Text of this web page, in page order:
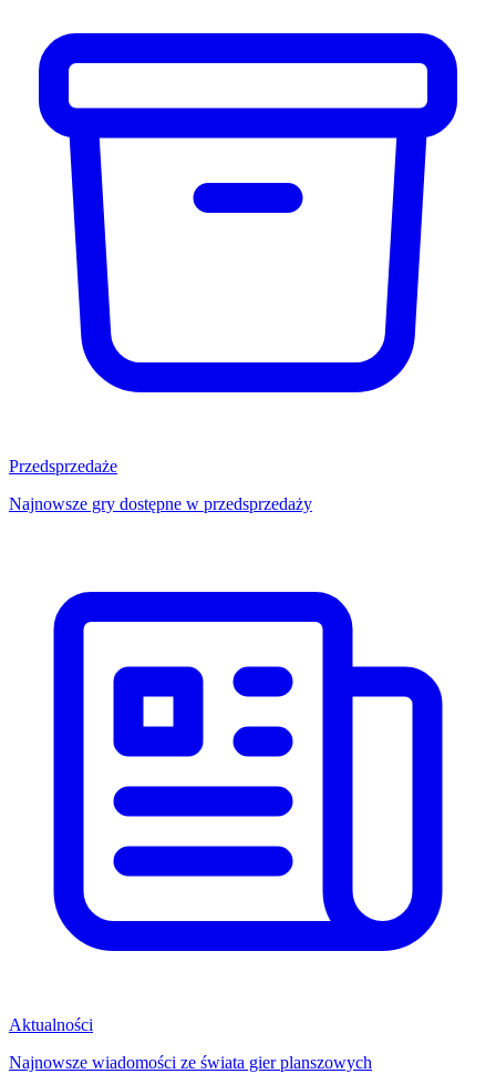
Przedsprzedaże
Najnowsze gry dostępne w przedsprzedaży
Aktualności
Najnowsze wiadomości ze świata gier planszowych